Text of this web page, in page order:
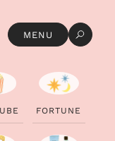
MENU
U B E FORTU N E